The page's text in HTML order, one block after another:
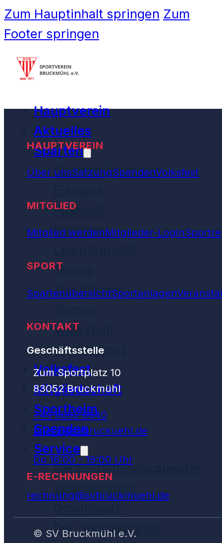
Zum Hauptinhalt springen Zum
Footer springen
Hauptverein
Aktuelles
Sparten
Spartenübersicht
Fussball
Handball
Tennis
Tischtennis
Volleyball
Wintersport
Volksfest
Mitgliedschaft
Sportheim
Spenden
Service
Veranstaltungskalender
Sportanlagen
Der Sportreporter
HAUPTVEREIN
Über unsSatzungSpendenVolksfest
MITGLIED
Mitglied werdenMitglieder-Login
SPORT
SpartenübersichtSportanlagen
KONTAKT
Geschäftsstelle
Zum Sportplatz 10
83052 Bruckmühl
+49 8062 6640
buero@svbruckuehl.de
Do 16:00 - 19:00 Uhr
E-RECHNUNGEN
rechnung@svbruckmuehl.de
© SV Bruckmühl e.V.